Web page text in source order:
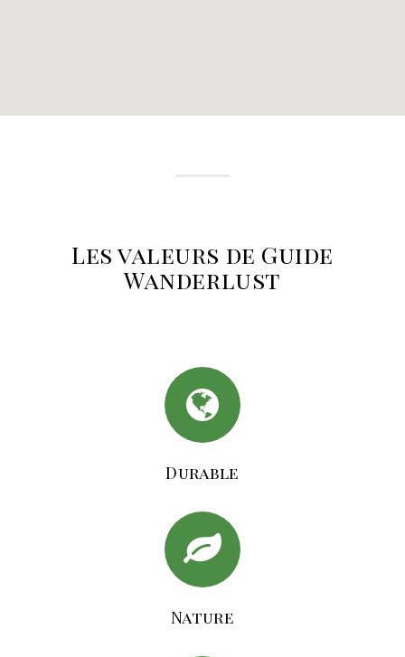
Les valeurs de Guide
Wanderlust
Durable
Nature